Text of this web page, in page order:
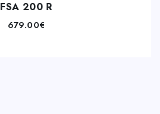
FSA 200 R
679.00€